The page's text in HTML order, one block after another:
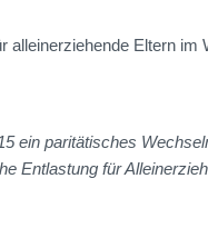
Eltern im
ein paritätisches
Entlastung für